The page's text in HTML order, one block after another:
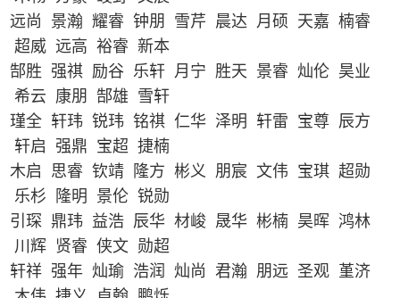
远尚 景瀚 耀睿 钟朋 雪芹 晨达 月硕 天嘉 楠睿
超威 远高 裕睿 新本
郜胜 强祺 励谷 乐轩 月宁 胜天 景睿 灿伦 昊业
希云 康朋 郜雄 雪轩
瑾全 轩玮 锐玮 铭祺 仁华 泽明 轩雷 宝尊 辰方
轩启 强鼎 宝超 捷楠
木启 思睿 钦靖 隆方 彬义 朋宸 文伟 宝琪 超勋
乐杉 隆明 景伦 锐勋
引琛 鼎玮 益浩 辰华 材峻 晟华 彬楠 昊晖 鸿林
川辉 贤睿 侠文 勋超
轩祥 强年 灿瑜 浩润 灿尚 君瀚 朋远 圣观 堇济